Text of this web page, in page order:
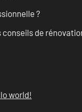
?
de
world!